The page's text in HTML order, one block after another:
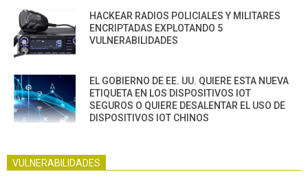
HACKEAR RADIOS POLICIALES Y MILITARES
ENCRIPTADAS EXPLOTANDO 5
VULNERABILIDADES
EL GOBIERNO DE EE. UU. QUIERE ESTA NUEVA
ETIQUETA EN LOS DISPOSITIVOS IOT
SEGUROS O QUIERE DESALENTAR EL USO DE
DISPOSITIVOS IOT CHINOS
VULNERABILIDADES